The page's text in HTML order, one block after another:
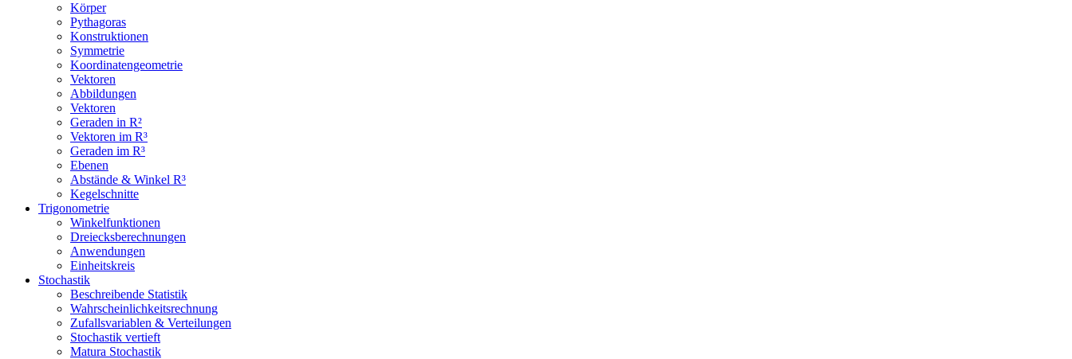
Körper
Pythagoras
Konstruktionen
Symmetrie
Koordinatengeometrie
Vektoren
Abbildungen
Vektoren
Geraden in R²
Vektoren im R³
Geraden im R³
Ebenen
Abstände & Winkel R³
Kegelschnitte
Trigonometrie
Winkelfunktionen
Dreiecksberechnungen
Anwendungen
Einheitskreis
Stochastik
Beschreibende Statistik
Wahrscheinlichkeitsrechnung
Zufallsvariablen & Verteilungen
Stochastik vertieft
Matura Stochastik